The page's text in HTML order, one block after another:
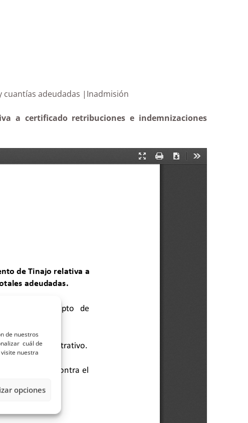
de nuestros
cuál de
nuestra
opciones
y cuantías adeudadas |Inadmisión
a certificado retribuciones e indemnizaciones